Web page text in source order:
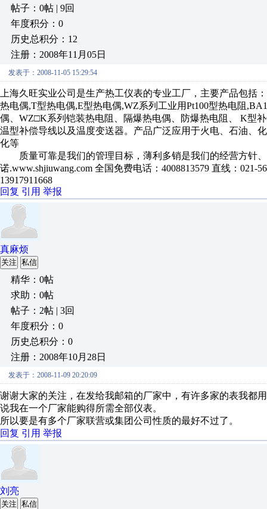
帖子：0帖 | 9回
年度积分：0
历史总积分：12
注册：2008年11月05日
发表于：2008-11-05 15:29:54
上海久旺实业公司是生产热工仪表的专业工厂，主要产品包括
热电偶,T型热电偶,E型热电偶,WZ系列工业用Pt100型热电阻
偶、WZ□K系列铠装热电阻、隔爆热电偶、防爆热电阻、 K型
温型补偿导线以及温度变送器。产品广泛应用于火电、石油、
化等
质量可靠是我们的管理目标，薄利多销是我们的经营方针
诺.www.shjiuwang.com 全国免费电话：4008813579 直线：021-
13917911668
回复 引用 举报
真麻烦
关注 私信
精华：0帖
求助：0帖
帖子：2帖 | 3回
年度积分：0
历史总积分：0
注册：2008年10月28日
发表于：2008-11-09 20:20:09
谢谢大家的关注，在发给我邮箱的厂家中，有许多家的表我都
说我在一个厂家能购得所需全部仪表。
所以要是有多个厂家联营或集团公司性质的最好不过了。
回复 引用 举报
刘亮
关注 私信